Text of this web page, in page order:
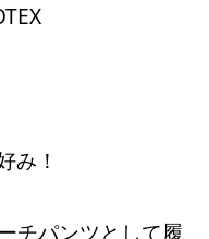
み！
チパンツとして履